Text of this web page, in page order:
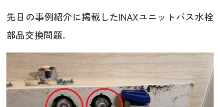
先日の事例紹介に掲載したINAXユニットバス水栓
部品交換問題。